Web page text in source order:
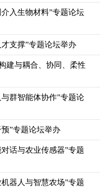
入生物材料”专题论坛
支撑”专题论坛举办
建与耦合、协同、柔性
群智能体协作”专题论
”专题论坛举办
话与农业传感器”专题
器人与智慧农场”专题